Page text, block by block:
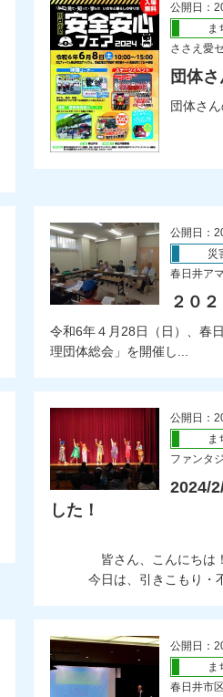
公開日：
ま
ささえ愛
団体
団体さ
公開日：
災
春日井ア
２０
令和6年４月28日（日）、春
理団体総会」を開催し...
公開日：
ま
ファンタ
2024/
した！
皆さん、こんにちは！
今日は、引きこもり・不
公開日：
ま
春日井市